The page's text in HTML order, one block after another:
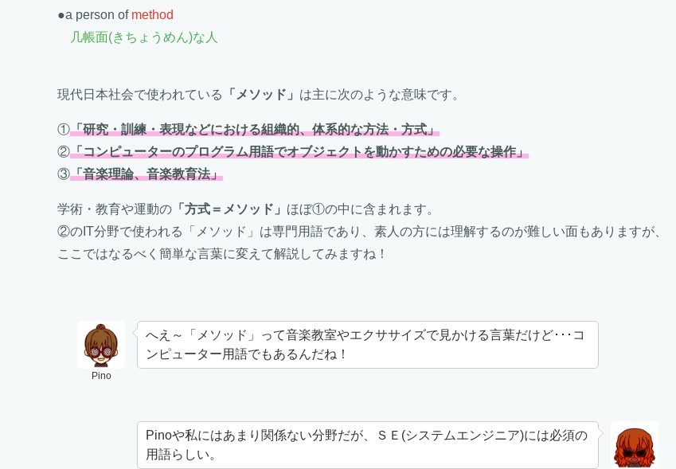
●a person of method
几帳面(きちょうめん)な人
現代日本社会で使われている 「メソッド」 は主に次のような意味です。
①「研究・訓練・表現などにおける組織的、体系的な方法・方式」
②「コンピューターのプログラム用語でオブジェクトを動かすための必要な操作」
③「音楽理論、音楽教育法」
学術・教育や運動の 「方式＝メソッド」 ほぼ①の中に含まれます。
②のIT分野で使われる「メソッド」は専門用語であり、素人の方には理解するのが難しい面もありますが、
ここではなるべく簡単な言葉に変えて解説してみますね！
Pino
へえ～「メソッド」って音楽教室やエクササイズで見かける言葉だけど･･･コ
ンピューター用語でもあるんだね！
Pinoや私にはあまり関係ない分野だが、ＳＥ(システムエンジニア)には必須の
用語らしい。